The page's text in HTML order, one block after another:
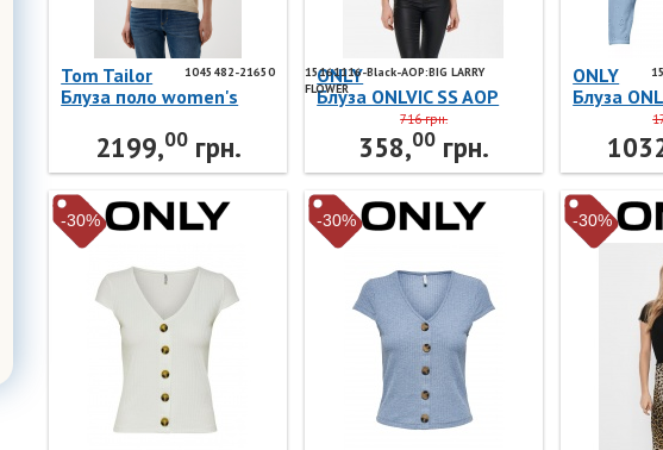
1045482-21650
Tom Tailor
Блуза поло women's
Tom Tailor
2199,00грн.
15161116-Black-AOP:BIG LARRY
FLOWER
ONLY
Блуза ONLVIC SS AOP
TOP NOOS PTM
15161116-Black-
AOP:BIG LARRY FLOWER
ONLY
716 грн.
358,00 грн.
ONLY
Блуза
LS B ANG
Blue ONLY
-30% -30% -30%